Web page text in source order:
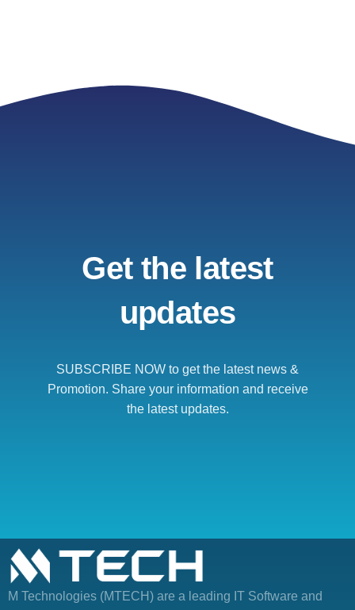
Get the latest
updates
SUBSCRIBE NOW to get the latest news &
Promotion. Share your information and receive
the latest updates.
M Technologies (MTECH) are a leading IT Software and